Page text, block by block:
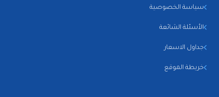
سياسة الخصوصية
الأسئلة الشائعة
جداول الاسعار
خريطة الموقع